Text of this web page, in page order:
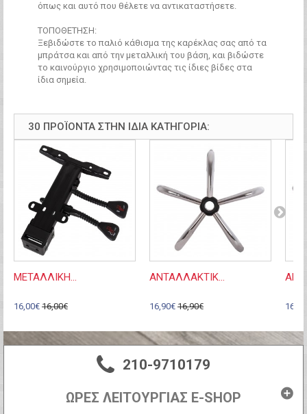
όπως και αυτό που θέλετε να αντικαταστήσετε.
ΤΟΠΟΘΕΤΗΣΗ:
Ξεβιδώστε το παλιό κάθισμα της καρέκλας σας από τα
μπράτσα και από την μεταλλική του βάση, και βιδώστε
το καινούργιο χρησιμοποιώντας τις ίδιες βίδες στα
ίδια σημεία.
30 ΠΡΟΪΌΝΤΑ ΣΤΗΝ ΊΔΙΑ ΚΑΤΗΓΟΡΊΑ:
ΜΕΤΑΛΛΙΚΗ...
16,00€ 16,00€
ΑΝΤΑΛΛΑΚΤΙΚ...
16,90€ 16,90€
210-9710179
ΩΡΕΣ ΛΕΙΤΟΥΡΓΙΑΣ E-SHOP